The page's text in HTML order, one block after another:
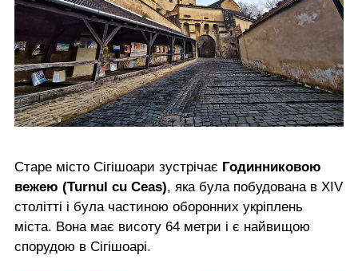
Старе місто Сігішоари зустрічає Годинниковою
вежею (Turnul cu Ceas), яка була побудована в XIV
столітті і була частиною оборонних укріплень
міста. Вона має висоту 64 метри і є найвищою
спорудою в Сігішоарі.